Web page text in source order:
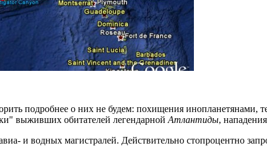
подробнее о них не будем: похищения инопланетянами,
выживших обитателей легендарной Атлантиды,
и водных магистралей. Действительно стопроцентно